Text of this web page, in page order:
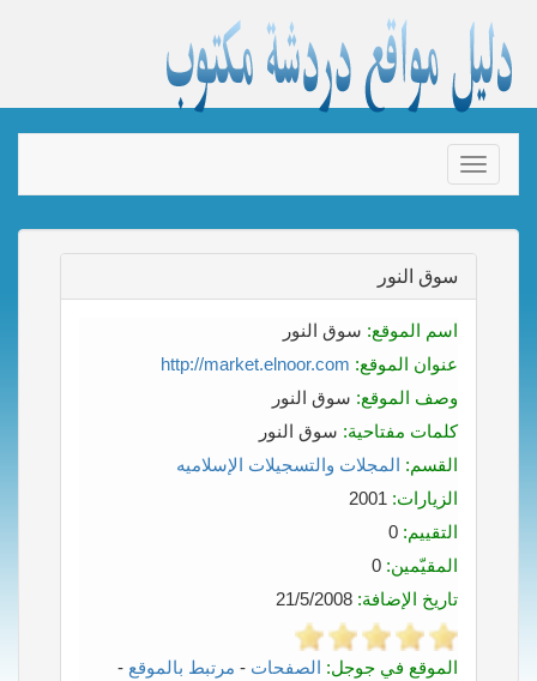
Toggle
navigation
سوق النور
اسم الموقع: سوق النور
عنوان الموقع: http://market.elnoor.com
وصف الموقع: سوق النور
كلمات مفتاحية: سوق النور
القسم: المجلات والتسجيلات الإسلاميه
الزيارات:
التقييم:
المقيّمين:
تاريخ الإضافة:
الموقع في جوجل: الصفحات - مرتبط بالموقع -